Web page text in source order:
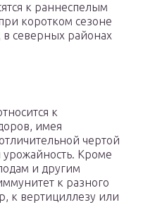
к раннеспелым
коротком сезоне
северных районах
к
имея
чертой
урожайность. Кроме
и другим
к разного
к вертициллезу или